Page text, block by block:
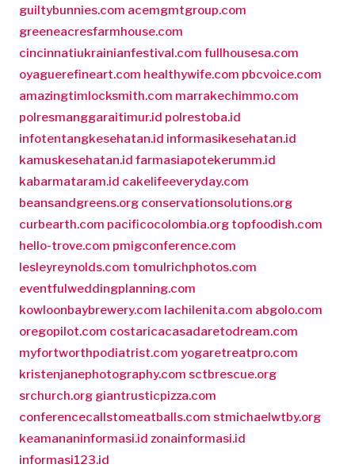
guiltybunnies.com acemgmtgroup.com
greeneacresfarmhouse.com
cincinnatiukrainianfestival.com fullhousesa.com
oyaguerefineart.com healthywife.com pbcvoice.com
amazingtimlocksmith.com marrakechimmo.com
polresmanggaraitimur.id polrestoba.id
infotentangkesehatan.id informasikesehatan.id
kamuskesehatan.id farmasiapotekerumm.id
kabarmataram.id cakelifeeveryday.com
beansandgreens.org conservationsolutions.org
curbearth.com pacificocolombia.org topfoodish.com
hello-trove.com pmigconference.com
lesleyreynolds.com tomulrichphotos.com
eventfulweddingplanning.com
kowloonbaybrewery.com lachilenita.com abgolo.com
oregopilot.com costaricacasadaretodream.com
myfortworthpodiatrist.com yogaretreatpro.com
kristenjanephotography.com sctbrescue.org
srchurch.org giantrusticpizza.com
conferencecallstomeatballs.com stmichaelwtby.org
keamananinformasi.id zonainformasi.id
informasi123.id